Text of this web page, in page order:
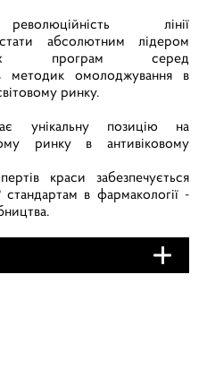
лінії
абсолютним лідером
програм серед
методик омолоджування в
ринку.
унікальну позицію на
ринку в антивіковому
краси забезпечується
в фармакології -